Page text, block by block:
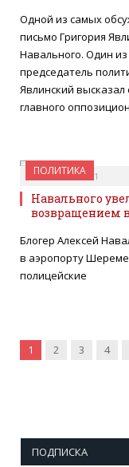
Одной из самых
письмо Григория
Навального. Один
председатель
Явлинский
главного
ПОЛИТИКА
18 ЯНВАРЯ 2021
Навального
возвращением
Блогер Алексей
в аэропорту
полицейские
1 2 3 4
ПОДПИСКА